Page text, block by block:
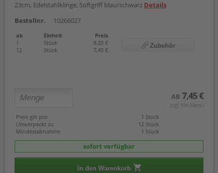
23cm, Edelstahlklinge, Softgriff blau/schwarz Details
Bestellnr.
10266027
ab Einheit
Preis
1
Stück
8,05 €
12
Stück 7,45 €
Zubehör
AB 7,45 €
(zzgl. 19% Mwst.)
Preis gilt pro
1 Stück
Umverpackt zu
12 Stück
Mindestabnahme
1 Stück
sofort verfügbar
In den Warenkorb